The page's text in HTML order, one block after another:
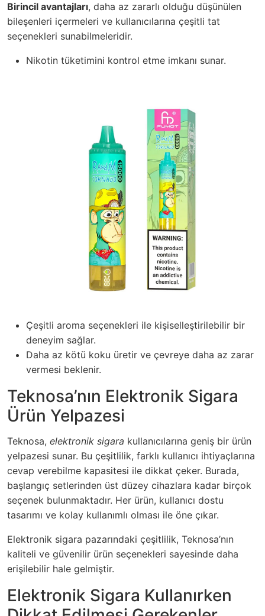
Birincil avantajları, daha az zararlı olduğu düşünülen
bileşenleri içermeleri ve kullanıcılarına çeşitli tat
seçenekleri sunabilmeleridir.
Nikotin tüketimini kontrol etme imkanı sunar.
Çeşitli aroma seçenekleri ile kişiselleştirilebilir bir
deneyim sağlar.
Daha az kötü koku üretir ve çevreye daha az zarar
vermesi beklenir.
Teknosa’nın Elektronik Sigara
Ürün Yelpazesi
Teknosa, elektronik sigara kullanıcılarına geniş bir ürün
yelpazesi sunar. Bu çeşitlilik, farklı kullanıcı ihtiyaçlarına
cevap verebilme kapasitesi ile dikkat çeker. Burada,
başlangıç setlerinden üst düzey cihazlara kadar birçok
seçenek bulunmaktadır. Her ürün, kullanıcı dostu
tasarımı ve kolay kullanımlı olması ile öne çıkar.
Elektronik sigara pazarındaki çeşitlilik, Teknosa’nın
kaliteli ve güvenilir ürün seçenekleri sayesinde daha
erişilebilir hale gelmiştir.
Elektronik Sigara Kullanırken